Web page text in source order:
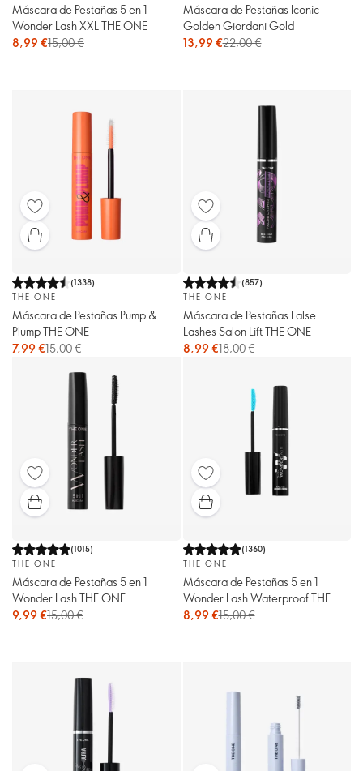
Máscara de Pestañas 5 en 1
Wonder Lash XXL THE ONE
8,99 €15,00 €
Máscara de Pestañas Iconic
Golden Giordani Gold
13,99 €22,00 €
(1338)
THE ONE
Máscara de Pestañas Pump &
Plump THE ONE
7,99 €15,00 €
(857)
THE ONE
Máscara de Pestañas False
Lashes Salon Lift THE ONE
8,99 €18,00 €
(1015)
THE ONE
Máscara de Pestañas 5 en 1
Wonder Lash THE ONE
9,99 €15,00 €
(1360)
THE ONE
Máscara de Pestañas 5 en 1
Wonder Lash Waterproof THE
ONE
8,99 €15,00 €